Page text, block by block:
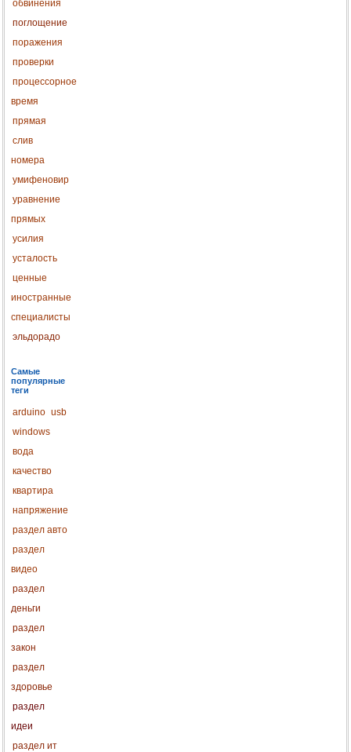
обвинения
поглощение
поражения
проверки
процессорное
время
прямая
слив
номера
умифеновир
уравнение
прямых
усилия
усталость
ценные
иностранные
специалисты
эльдорадо
Самые
популярные
теги
arduino usb
windows
вода
качество
квартира
напряжение
раздел авто
раздел
видео
раздел
деньги
раздел
закон
раздел
здоровье
раздел
идеи
раздел ит